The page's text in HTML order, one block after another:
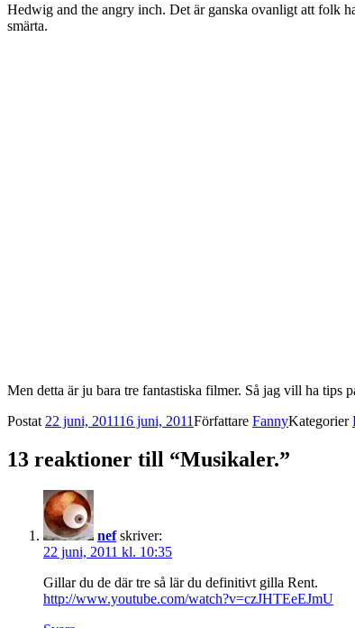
Hedwig and the angry inch. Det är ganska ovanligt att folk
smärta.
Men detta är ju bara tre fantastiska filmer. Så jag vill ha tips
Postat 22 juni, 201116 juni, 2011Författare FannyKategorier
13 reaktioner till “Musikaler.”
nef skriver:
22 juni, 2011 kl. 10:35
Gillar du de där tre så lär du definitivt gilla Rent.
http://www.youtube.com/watch?v=czJHTEeEJmU